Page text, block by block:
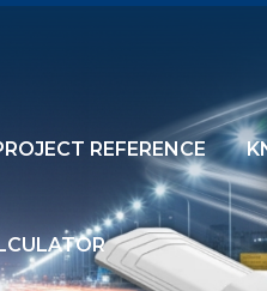
REFERENCE